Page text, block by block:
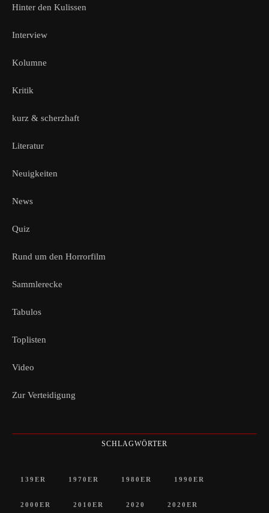
Hinter den Kulissen
Interview
Kolumne
Kritik
kurz & scherzhaft
Literatur
Neuigkeiten
News
Quiz
Rund um den Horrorfilm
Sammlerecke
Tabulos
Toplisten
Video
Zur Verteidigung
SCHLAGWÖRTER
139ER 1970ER 1980ER 1990ER
2000ER 2010ER 2020 2020ER